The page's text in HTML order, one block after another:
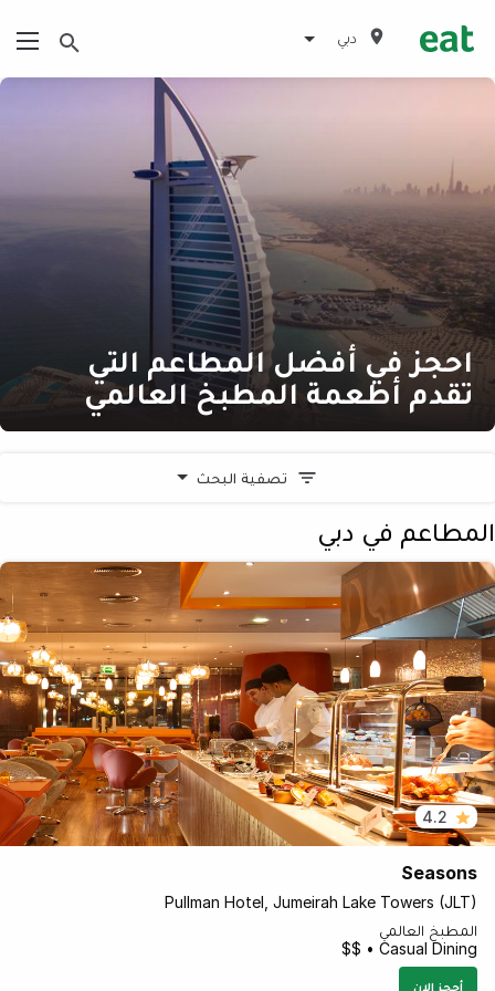
دبي
احجز في أفضل المطاعم التي
تقدم أطعمة المطبخ العالمي
تصفية البحث
المطاعم في دبي
4.2
Seasons
Pullman Hotel, Jumeirah Lake Towers (JLT)
المطبخ العالمي
Casual Dining • $$
أحجز الان